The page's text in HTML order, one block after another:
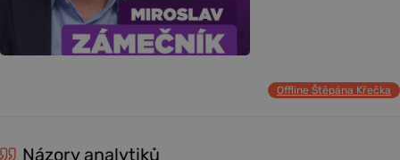
Offline Štěpána Křečka
Názory analytiků